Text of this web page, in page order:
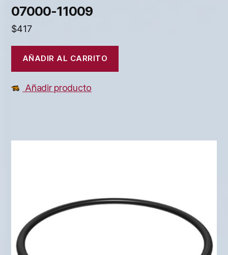
07000-11009
$417
AÑADIR AL CARRITO
Añadir producto